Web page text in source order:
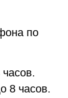
по
8 часов.